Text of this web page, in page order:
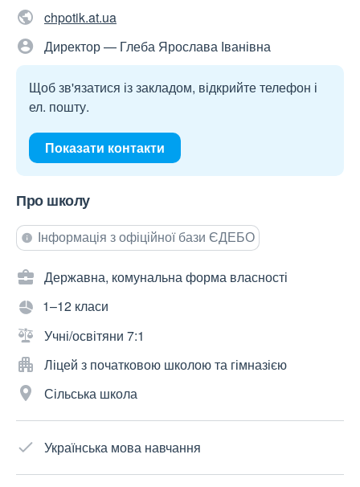
chpotik.at.ua
Директор — Глеба Ярослава Іванівна
Щоб зв'язатися із закладом, відкрийте телефон і
ел. пошту.
Показати контакти
Про школу
Інформація з офіційної бази ЄДЕБО
Державна, комунальна форма власності
1–12 класи
Учні/освітяни 7:1
Ліцей з початковою школою та гімназією
Сільська школа
Українська мова навчання